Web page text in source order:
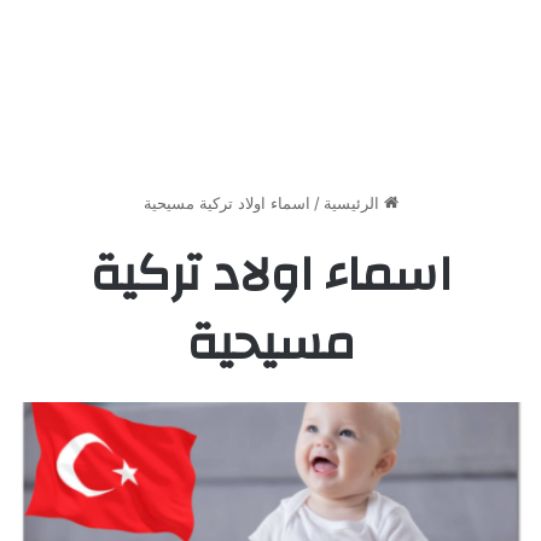
الرئيسية / اسماء اولاد تركية مسيحية
اسماء اولاد تركية
مسيحية